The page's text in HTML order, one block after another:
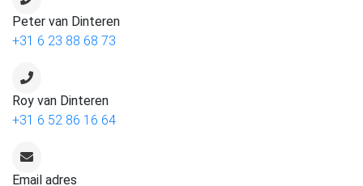
Peter van Dinteren
+31 6 23 88 68 73
Roy van Dinteren
+31 6 52 86 16 64
Email adres